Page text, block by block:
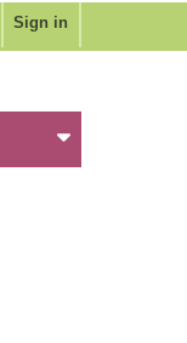
Sign in